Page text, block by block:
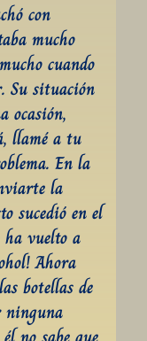
con
mucho
cuando
Su situación
ocasión,
llamé a tu
En la
la
sucedió en el
ha vuelto a
Ahora
botellas de
ninguna